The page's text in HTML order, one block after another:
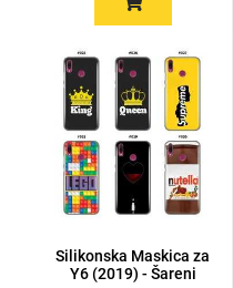
Silikonska Maskica za
Y6 (2019) - Šareni
Za njega